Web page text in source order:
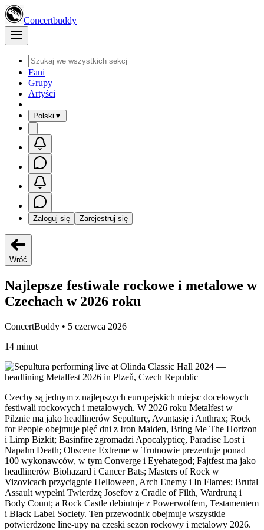
Concertbuddy
Fani
Grupy
Artyści
Polski ▼
Zaloguj się Zarejestruj się
Wróć
Najlepsze festiwale rockowe i metalowe w
Czechach w 2026 roku
ConcertBuddy • 5 czerwca 2026
14 minut
Czechy są jednym z najlepszych europejskich miejsc docelowych
festiwali rockowych i metalowych. W 2026 roku Metalfest w
Pilznie ma jako headlinerów Sepulturę, Avantasię i Anthrax; Rock
for People obejmuje pięć dni z Iron Maiden, Bring Me The Horizon
i Limp Bizkit; Basinfire zgromadzi Apocalypticę, Paradise Lost i
Napalm Death; Obscene Extreme w Trutnowie prezentuje ponad
100 wykonawców, w tym Converge i Eyehategod; Fajtfest ma jako
headlinerów Biohazard i Cancer Bats; Masters of Rock w
Vizovicach przyciągnie Helloween, Arch Enemy i In Flames; Brutal
Assault wypełni Twierdzę Josefov z Cradle of Filth, Wardruną i
Body Count; a Rock Castle debiutuje z Powerwolfem, Testamentem
i Black Label Society. Ten przewodnik obejmuje wszystkie
potwierdzone line-upy na czeski sezon rockowy i metalowy 2026.